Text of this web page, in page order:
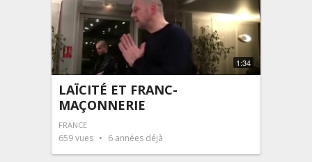
1:34
LAÏCITÉ ET FRANC-
MAÇONNERIE
FRANCE
659vues 6 années déjà